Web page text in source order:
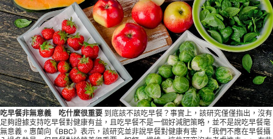
吃早餐非無意義 吃什麼很重要 到底該不該吃早餐？事實上，該研究僅僅指出，沒有
足夠證據支持吃早餐對健康有益，且吃早餐不是一個好減肥策略，並不是說吃早餐毫
無意義。惠蘭向《BBC》表示，該研究並非說早餐對健康有害，「我們不應在早餐攝